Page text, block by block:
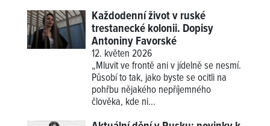
Každodenní život v ruské
trestanecké kolonii. Dopisy
Antoniny Favorské
12. květen 2026
„Mluvit ve frontě ani v jídelně se nesmí.
Působí to tak, jako byste se ocitli na
pohřbu nějakého nepříjemného
člověka, kde ni...